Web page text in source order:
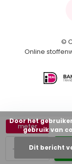
+
-
meter
©
Online
Door het
gebruik van
Dit bericht